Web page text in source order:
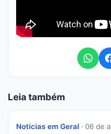
Leia também
Notícias em Geral · 06 de